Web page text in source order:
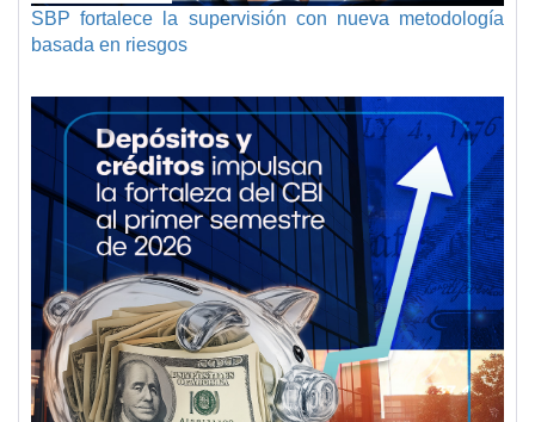
SBP fortalece la supervisión con nueva metodología
basada en riesgos